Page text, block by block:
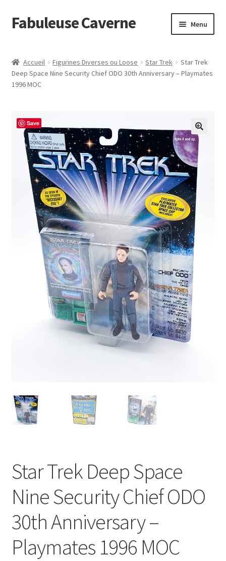
Aller
à
navigation
Aller
au
Fabuleuse Caverne Menu
En boutique
Ouvrir
En réapprovisionnement
Accueil Figurines Diverses ou Loose Star Trek
Star Trek
Deep Space Nine Security Chief ODO 30th Anniversary – Playmates
1996 MOC
Save
Star Trek Deep Space
Nine Security Chief ODO
30th Anniversary –
Playmates 1996 MOC